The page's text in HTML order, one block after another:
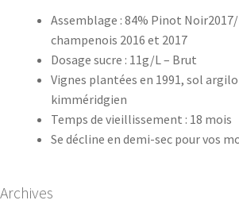
Assemblage : 84% Pinot Noir2017/
champenois 2016 et 2017
Dosage sucre : 11g/L – Brut
Vignes plantées en 1991, sol
kimméridgien
Temps de vieillissement : 18 mois
Se décline en demi-sec pour vos
Archives